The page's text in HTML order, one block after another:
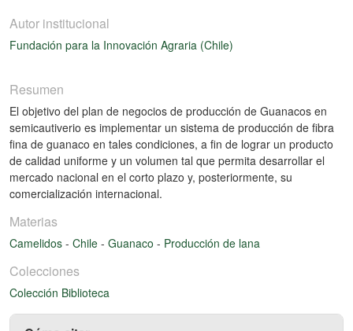
Autor institucional
Fundación para la Innovación Agraria (Chile)
Resumen
El objetivo del plan de negocios de producción de Guanacos en
semicautiverio es implementar un sistema de producción de fibra
fina de guanaco en tales condiciones, a fin de lograr un producto
de calidad uniforme y un volumen tal que permita desarrollar el
mercado nacional en el corto plazo y, posteriormente, su
comercialización internacional.
Materias
Camelidos - Chile - Guanaco - Producción de lana
Colecciones
Colección Biblioteca